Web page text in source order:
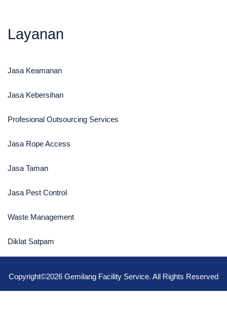
Layanan
Jasa Keamanan​
Jasa Kebersihan
Profesional Outsourcing Services
Jasa Rope Access
Jasa Taman
Jasa Pest Control
Waste Management
Diklat Satpam
Copyright©2026 Gemilang Facility Service. All Rights Reserved